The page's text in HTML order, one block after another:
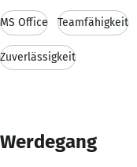
MS Office Teamfähigkeit
Zuverlässigkeit
Werdegang